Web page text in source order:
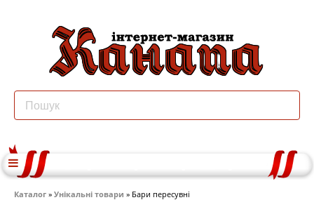
Каталог » Унікальні товари » Бари пересувні